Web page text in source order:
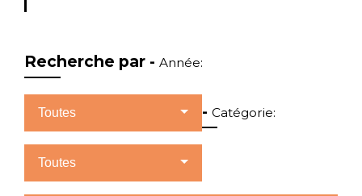
Recherche par - Année:
Toutes - Catégorie:
Toutes